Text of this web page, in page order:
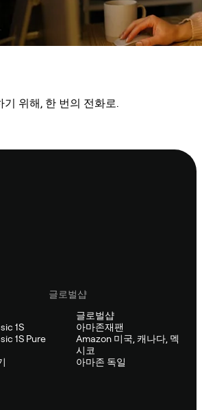
위해, 한 번의 전화로.
1S
1S Pure
글로벌샵
글로벌샵
아마존재팬
Amazon 미국, 캐나다, 멕
시코
아마존 독일